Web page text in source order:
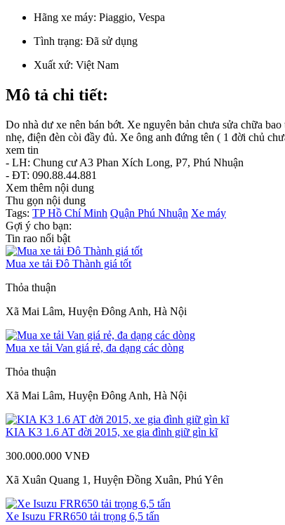
Hãng xe máy: Piaggio, Vespa
Tình trạng: Đã sử dụng
Xuất xứ: Việt Nam
Mô tả chi tiết:
Do nhà dư xe nên bán bớt. Xe nguyên bản chưa sửa chữa
nhẹ, điện đèn còi đầy đủ. Xe ông anh đứng tên ( 1 đời chủ
xem tin
- LH: Chung cư A3 Phan Xích Long, P7, Phú Nhuận
- ĐT: 090.88.44.881
Xem thêm nội dung
Thu gọn nội dung
Tags: TP Hồ Chí Minh Quận Phú Nhuận Xe máy
Gợi ý cho bạn:
Tin rao nổi bật
Mua xe tải Đô Thành giá tốt
Thỏa thuận
Xã Mai Lâm, Huyện Đông Anh, Hà Nội
Mua xe tải Van giá rẻ, đa dạng các dòng
Thỏa thuận
Xã Mai Lâm, Huyện Đông Anh, Hà Nội
KIA K3 1.6 AT đời 2015, xe gia đình giữ gìn kĩ
300.000.000 VNĐ
Xã Xuân Quang 1, Huyện Đồng Xuân, Phú Yên
Xe Isuzu FRR650 tải trọng 6,5 tấn